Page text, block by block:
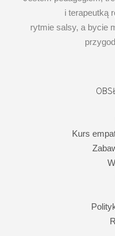
i terapeutką
rytmie salsy, a bycie
Kurs